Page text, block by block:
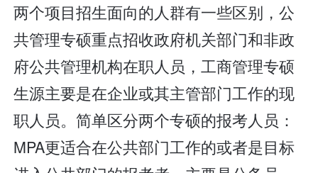
两个项目招生面向的人群有一些区别，公
共管理专硕重点招收政府机关部门和非政
府公共管理机构在职人员，工商管理专硕
生源主要是在企业或其主管部门工作的现
职人员。简单区分两个专硕的报考人员：
MPA更适合在公共部门工作的或者是目标